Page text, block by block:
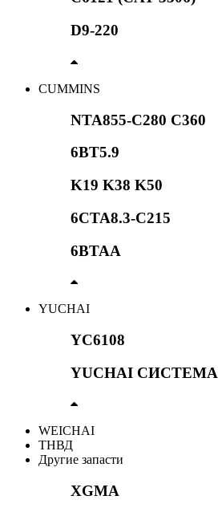
D9-220
CUMMINS
NTA855-C280 C360
6BT5.9
K19 K38 K50
6CTA8.3-C215
6BTAA
YUCHAI
YC6108
YUCHAI СИСТЕМА
WEICHAI
ТНВД
Другие запасти
XGMA